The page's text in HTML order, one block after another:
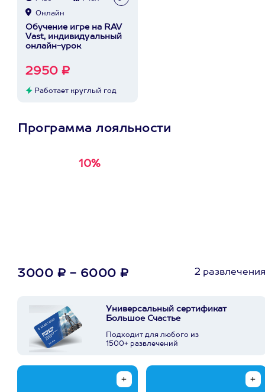
Онлайн
Обучение игре на RAV
Vast, индивидуальный
онлайн-урок
2950 ₽
Работает круглый год
Программа лояльности
10%
3000 ₽ - 6000 ₽ 2
Универсальный сертификат
Большое Счастье
Подходит для любого из
1500+ развлечений